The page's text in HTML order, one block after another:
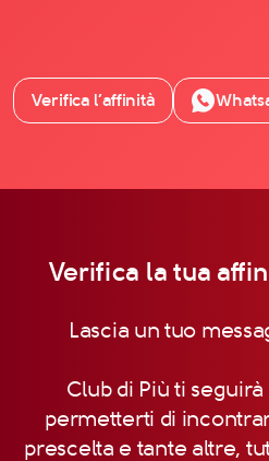
Verifica l’affinità
Verifica la tua
Lascia un tuo
Club di Più ti
permetterti di
prescelta e tante altre,